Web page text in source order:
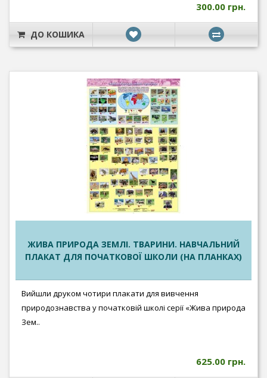
300.00 грн.
ДО КОШИКА
ЖИВА ПРИРОДА ЗЕМЛІ. ТВАРИНИ. НАВЧАЛЬНИЙ
ПЛАКАТ ДЛЯ ПОЧАТКОВОЇ ШКОЛИ (НА ПЛАНКАХ)
Вийшли друком чотири плакати для вивчення
природознавства у початковій школі серії «Жива природа
Зем..
625.00 грн.